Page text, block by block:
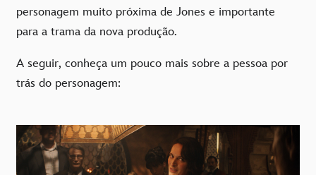
personagem muito próxima de Jones e importante
para a trama da nova produção.
A seguir, conheça um pouco mais sobre a pessoa por
trás do personagem: